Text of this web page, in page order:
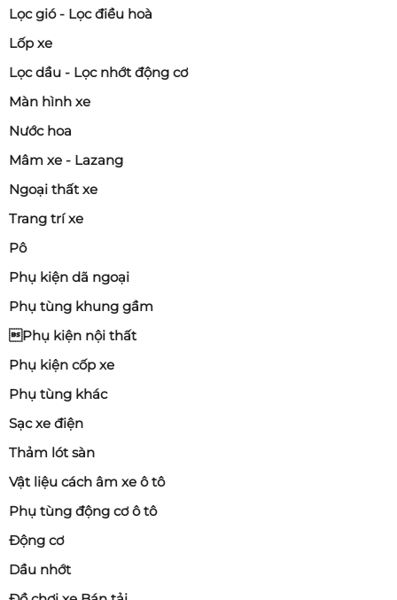
Lọc gió - Lọc điều hoà
Lốp xe
Lọc dầu - Lọc nhớt động cơ
Màn hình xe
Nước hoa
Mâm xe - Lazang
Ngoại thất xe
Trang trí xe
Pô
Phụ kiện dã ngoại
Phụ tùng khung gầm
Phụ kiện nội thất
Phụ kiện cốp xe
Phụ tùng khác
Sạc xe điện
Thảm lót sàn
Vật liệu cách âm xe ô tô
Phụ tùng động cơ ô tô
Động cơ
Dầu nhớt